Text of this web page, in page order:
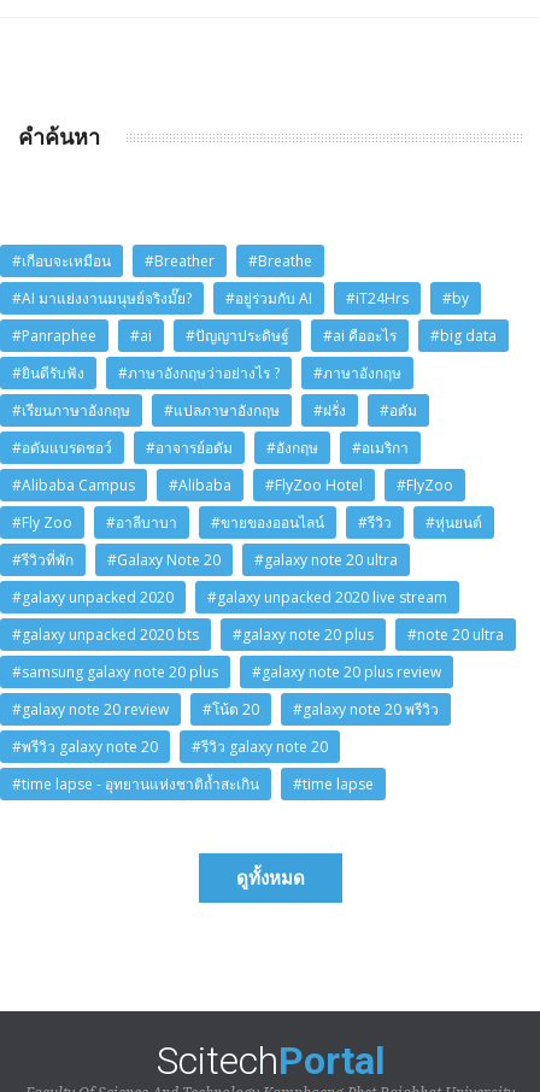
คำค้นหา
#เกือบจะเหมือน #Breather
#Breathe
#AI มาแย่งงานมนุษย์จริงมั๊ย?
#อยู่ร่วมกับ AI #iT24Hrs
#by
#Panraphee
#ai #ปัญญาประดิษฐ์ #ai คืออะไร
#big data
#ยินดีรับฟัง
#ภาษาอังกฤษว่าอย่างไร ?
#ภาษาอังกฤษ
#เรียนภาษาอังกฤษ
#แปลภาษาอังกฤษ #ฝรั่ง
#อดัม
#อดัมแบรดชอว์
#อาจารย์อดัม #อังกฤษ
#อเมริกา
#Alibaba Campus
#Alibaba #FlyZoo Hotel
#FlyZoo
#Fly Zoo
#อาลีบาบา #ขายของออนไลน์ #รีวิว
#หุ่นยนต์
#รีวิวที่พัก
#Galaxy Note 20
#galaxy note 20 ultra
#galaxy unpacked 2020
#galaxy unpacked 2020 live stream
#galaxy unpacked 2020 bts
#galaxy note 20 plus
#note 20 ultra
#samsung galaxy note 20 plus
#galaxy note 20 plus review
#galaxy note 20 review
#โน้ต 20
#galaxy note 20 พรีวิว
#พรีวิว galaxy note 20
#รีวิว galaxy note 20
#time lapse - อุทยานแห่งชาติถ้ำสะเกิน
#time lapse
ดูทั้งหมด
ScitechPortal